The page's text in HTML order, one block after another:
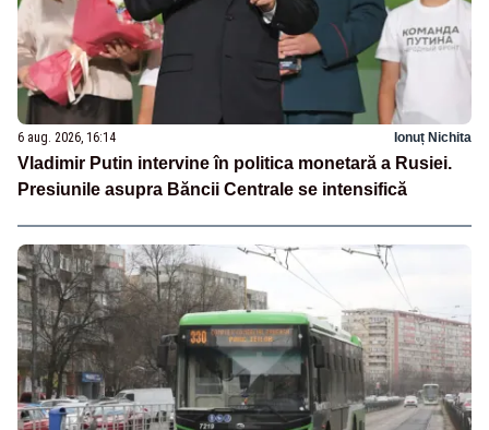
6 aug. 2026, 16:14 Ionuț Nichita
Vladimir Putin intervine în politica monetară a Rusiei.
Presiunile asupra Băncii Centrale se intensifică